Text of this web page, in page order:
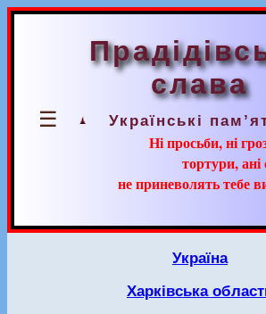
☰
слава
Українські
Ні просьби, ні
тортури,
не приневолять тебе
Україна
Харківська